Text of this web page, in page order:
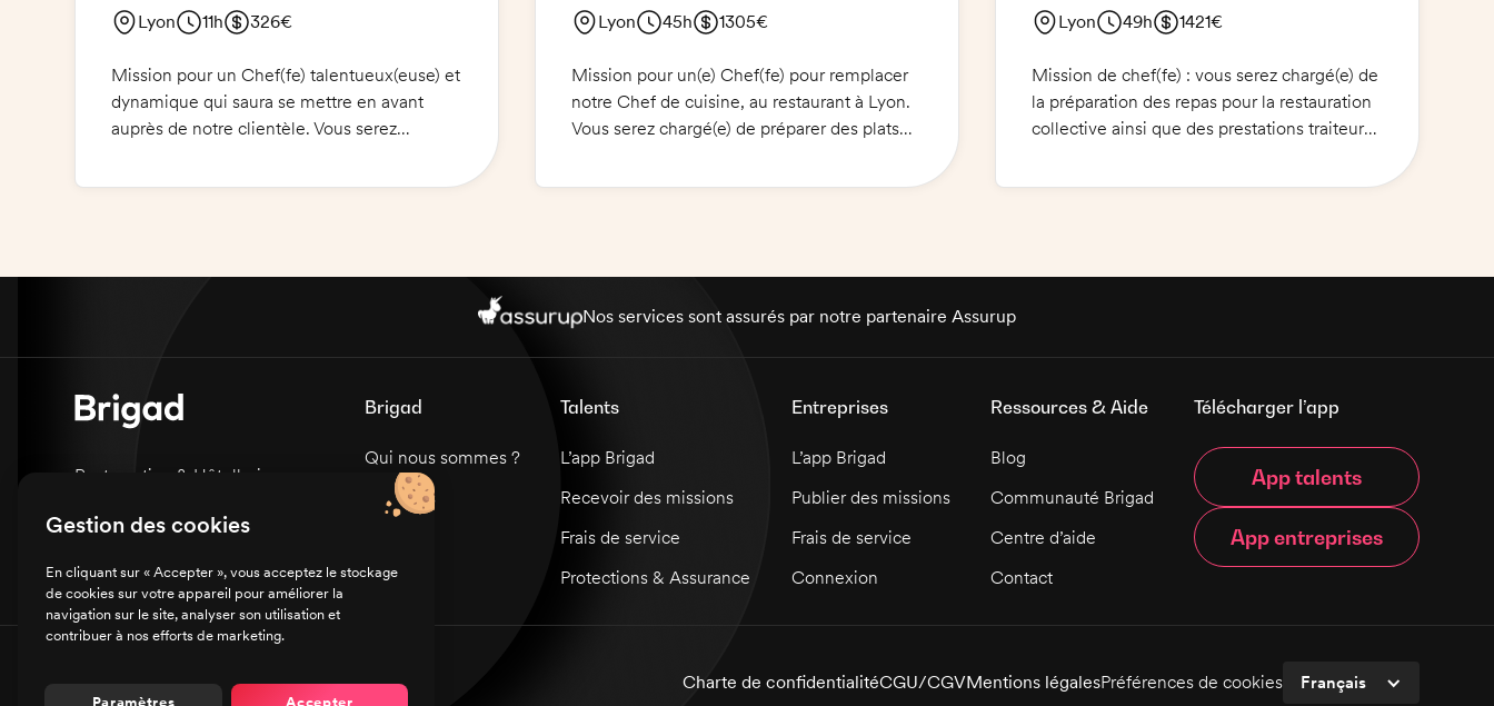
Lyon 11h 326€
Mission pour un Chef(fe) talentueux(euse) et
dynamique qui saura se mettre en avant
auprès de notre clientèle. Vous serez
présentation des plats, ainsi que du contrôle
Lyon 45h 1305€
Mission pour un(e) Chef(fe) pour remplacer
notre Chef de cuisine, au restaurant à Lyon.
Vous serez chargé(e) de préparer des plats
suggestion de la semaine ainsi qu'une
Lyon 49h 1421€
Mission de chef(fe) : vous serez chargé(e) de
la préparation des repas pour la restauration
collective ainsi que des prestations traiteur
l'assiette et préparer des buffets et des
Nos services sont assurés par notre partenaire Assurup
Restauration & Hôtellerie
Sanitaire & Médico-social
Brigad
Qui nous sommes ?
Carrières
Talents
L’app Brigad
Recevoir des missions
Frais de service
Protections & Assurance
Entreprises
L’app Brigad
Publier des missions
Frais de service
Connexion
Ressources & Aide
Blog
Communauté Brigad
Centre d’aide
Contact
Télécharger l’app
App talents
App entreprises
© Brigad 2016-2026- Tous droits réservés Charte de confidentialitéCGU/CGVMentions légalesPréférences de cookies Français
Gestion des cookies
En cliquant sur « Accepter », vous acceptez le stockage
de cookies sur votre appareil pour améliorer la
navigation sur le site, analyser son utilisation et
contribuer à nos efforts de marketing.
Accepter
Paramètres